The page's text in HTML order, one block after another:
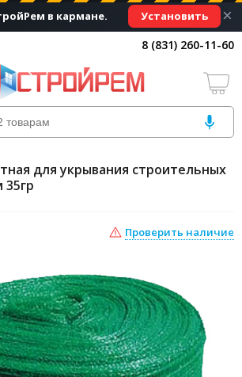
в кармане. Установить ×
8 (831) 260-11-60
для укрывания строительных
35гр
Проверить наличие